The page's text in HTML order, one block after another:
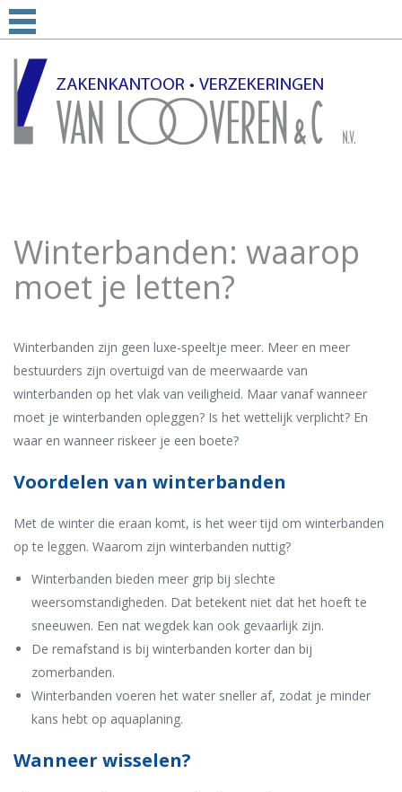
Winterbanden: waarop
moet je letten?
Winterbanden zijn geen luxe-speeltje meer. Meer en meer
bestuurders zijn overtuigd van de meerwaarde van
winterbanden op het vlak van veiligheid. Maar vanaf wanneer
moet je winterbanden opleggen? Is het wettelijk verplicht? En
waar en wanneer riskeer je een boete?
Voordelen van winterbanden
Met de winter die eraan komt, is het weer tijd om winterbanden
op te leggen. Waarom zijn winterbanden nuttig?
Winterbanden bieden meer grip bij slechte
weersomstandigheden. Dat betekent niet dat het hoeft te
sneeuwen. Een nat wegdek kan ook gevaarlijk zijn.
De remafstand is bij winterbanden korter dan bij
zomerbanden.
Winterbanden voeren het water sneller af, zodat je minder
kans hebt op aquaplaning.
Wanneer wisselen?